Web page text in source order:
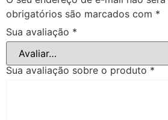
obrigatórios são marcados com *
Sua avaliação *
Sua avaliação sobre o produto *